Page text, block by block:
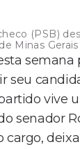
(PSB)
Minas Gerais
semana
seu
vive
senador
cargo,